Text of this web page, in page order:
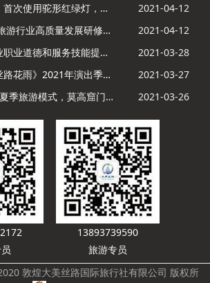
鸣沙山月牙泉景区：首次使用驼形红绿灯，骆驼“看驼灯绿了”走起来
2021-04-12
酒泉市2021年文化旅游行业高质量发展研修提升培训班敦煌分训点开班
2021-04-12
敦煌市文化旅游行业职业道德和服务技能提升导游专项培训成功举办
2021-03-28
关于大型情景剧《丝路花雨》2021年演出季开演的通知
2021-03-27
4月起，敦煌市进入夏季旅游模式，莫高窟门票价格调整
2021-03-26
13893739590
旅游专员
敦煌大美丝路国际旅行社有限公司 版权所